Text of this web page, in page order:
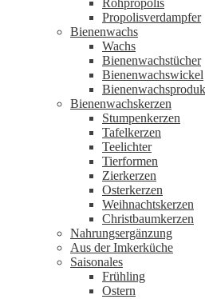
Rohpropolis
Propolisverdampfer
Bienenwachs
Wachs
Bienenwachstücher
Bienenwachswickel
Bienenwachskerzen
Stumpenkerzen
Tafelkerzen
Teelichter
Tierformen
Zierkerzen
Osterkerzen
Weihnachtskerzen
Christbaumkerzen
Nahrungsergänzung
Aus der Imkerküche
Saisonales
Frühling
Ostern